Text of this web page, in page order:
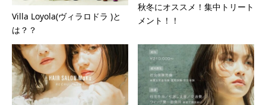
Villa Loyola(ヴィラロドラ )と
は？？
秋冬にオススメ！集中トリート
メント！！